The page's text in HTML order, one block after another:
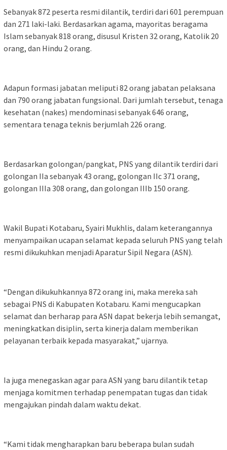
Sebanyak 872 peserta resmi dilantik, terdiri dari 601 perempuan
dan 271 laki-laki. Berdasarkan agama, mayoritas beragama
Islam sebanyak 818 orang, disusul Kristen 32 orang, Katolik 20
orang, dan Hindu 2 orang.
Adapun formasi jabatan meliputi 82 orang jabatan pelaksana
dan 790 orang jabatan fungsional. Dari jumlah tersebut, tenaga
kesehatan (nakes) mendominasi sebanyak 646 orang,
sementara tenaga teknis berjumlah 226 orang.
Berdasarkan golongan/pangkat, PNS yang dilantik terdiri dari
golongan IIa sebanyak 43 orang, golongan IIc 371 orang,
golongan IIIa 308 orang, dan golongan IIIb 150 orang.
Wakil Bupati Kotabaru, Syairi Mukhlis, dalam keterangannya
menyampaikan ucapan selamat kepada seluruh PNS yang telah
resmi dikukuhkan menjadi Aparatur Sipil Negara (ASN).
“Dengan dikukuhkannya 872 orang ini, maka mereka sah
sebagai PNS di Kabupaten Kotabaru. Kami mengucapkan
selamat dan berharap para ASN dapat bekerja lebih semangat,
meningkatkan disiplin, serta kinerja dalam memberikan
pelayanan terbaik kepada masyarakat,” ujarnya.
Ia juga menegaskan agar para ASN yang baru dilantik tetap
menjaga komitmen terhadap penempatan tugas dan tidak
mengajukan pindah dalam waktu dekat.
“Kami tidak mengharapkan baru beberapa bulan sudah